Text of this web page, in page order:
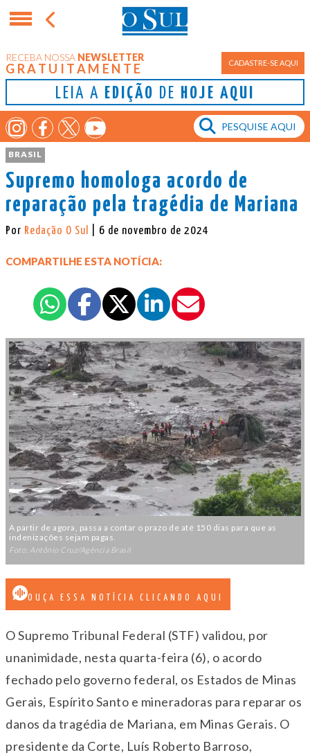
RECEBA NOSSA NEWSLETTER
GRATUITAMENTE CADASTRE-SE AQUI
LEIA A EDIÇÃO DE HOJE AQUI
BRASIL
Supremo homologa acordo de
reparação pela tragédia de Mariana
Por Redação O Sul | 6 de novembro de 2024
COMPARTILHE ESTA NOTÍCIA:
A partir de agora, passa a contar o prazo de até 150 dias para que as
indenizações sejam pagas.
Foto: Antônio Cruz/Agência Brasil
OUÇA ESSA NOTÍCIA CLICANDO AQUI
O Supremo Tribunal Federal (STF) validou, por
unanimidade, nesta quarta-feira (6), o acordo
fechado pelo governo federal, os Estados de Minas
Gerais, Espírito Santo e mineradoras para reparar os
danos da tragédia de Mariana, em Minas Gerais. O
presidente da Corte, Luís Roberto Barroso,